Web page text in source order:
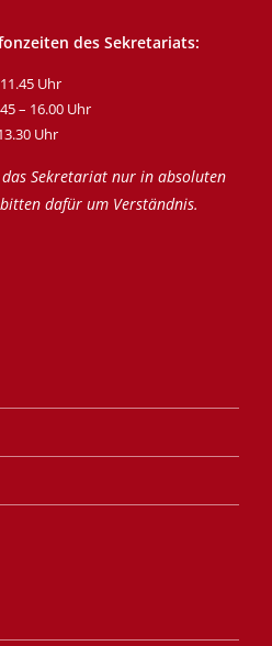
des Sekretariats:
Uhr
– 16.00 Uhr
Uhr
Sekretariat nur in absoluten
dafür um Verständnis.